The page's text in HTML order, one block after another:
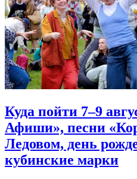
Куда пойти 7–9
Афиши», песни
Ледовом, день
кубинские марки